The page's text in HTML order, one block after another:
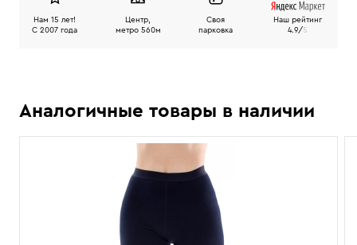
Нам 15 лет!
C 2007 года
Центр,
метро 560м
Своя
парковка
Наш рейтинг
4.9/5
Аналогичные товары в наличии